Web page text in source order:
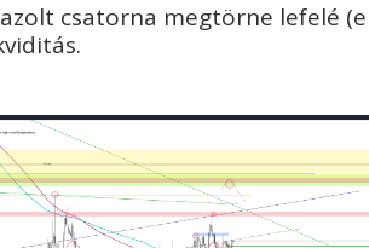
csatorna megtörne lefelé